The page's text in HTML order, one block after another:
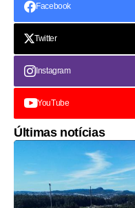
Facebook
Twitter
Instagram
YouTube
Últimas notícias